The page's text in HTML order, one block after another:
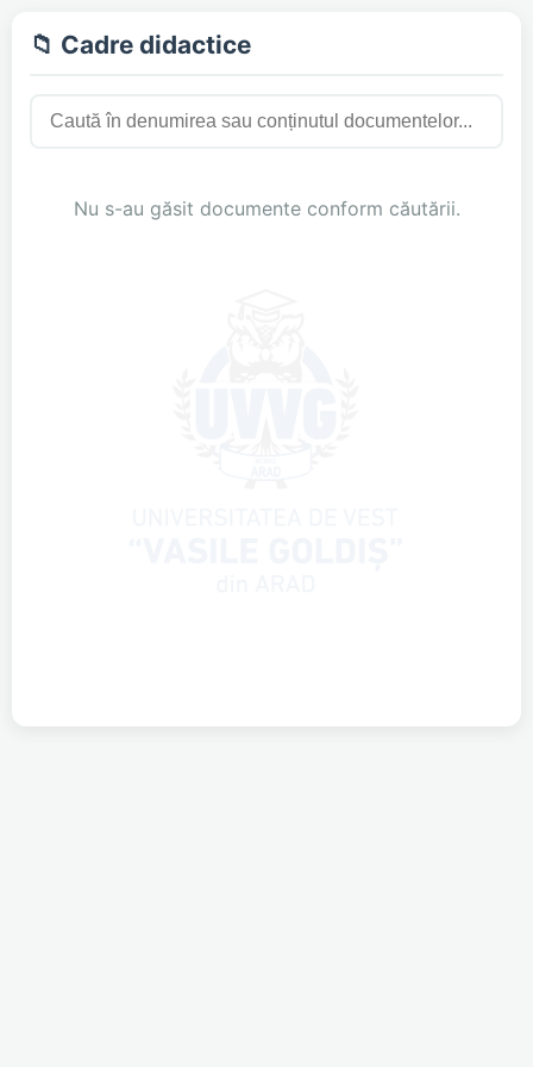
📁 Cadre didactice
Nu s-au găsit documente conform căutării.